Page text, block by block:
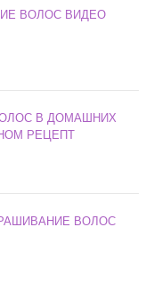
ВОЛОС ВИДЕО
В ДОМАШНИХ
РЕЦЕПТ
ВОЛОС